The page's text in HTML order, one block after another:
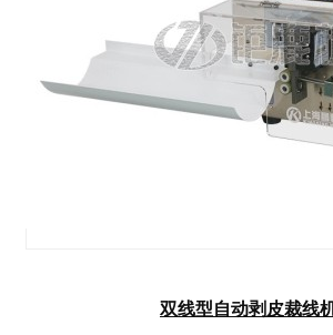
双线型自动剥皮裁线